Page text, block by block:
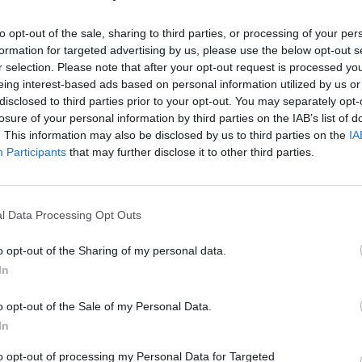
opt-out of the sale, sharing to third parties, or processing of your
for targeted advertising by us, please use the below opt-out
selection. Please note that after your opt-out request is processed
interest-based ads based on personal information utilized by us
to third parties prior to your opt-out. You may separately
of your personal information by third parties on the IAB’s list of
This information may also be disclosed by us to third parties on the
Participants that may further disclose it to other third parties.
Data Processing Opt Outs
opt-out of the Sharing of my personal data.
opt-out of the Sale of my Personal Data.
opt-out of processing my Personal Data for Targeted
a profitrealizálás a technológiai cégeknél a Wall
vezetett, és Ázsiában is az eladók voltak ma
a hangulat, ez alól a magyar tőzsde sem
folytatott tárgyalások, és további lépéseket
a képet, hogy a legfrissebb adatok alapján,
mind a három fontos index több mint 1%-os
került lejjebb, a nap végére...